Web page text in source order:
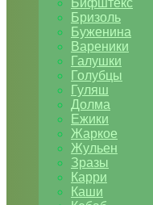
Бифштекс
Бризоль
Буженина
Вареники
Галушки
Голубцы
Гуляш
Долма
Ежики
Жаркое
Жульен
Зразы
Карри
Каши